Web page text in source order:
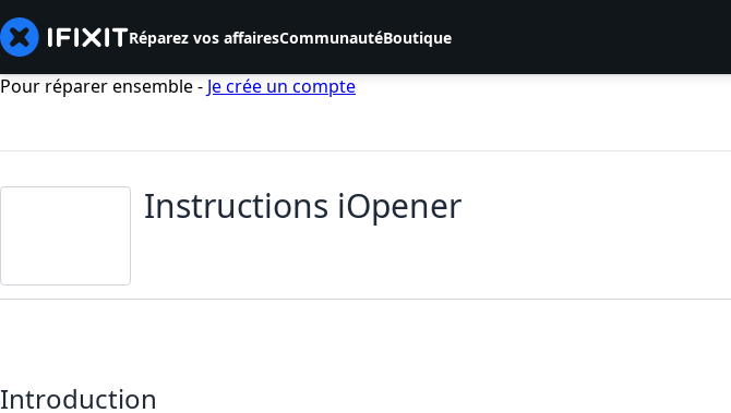
Réparez vos affairesCommunautéBoutique
Pour réparer ensemble - Je crée un compte
Instructions iOpener
Introduction